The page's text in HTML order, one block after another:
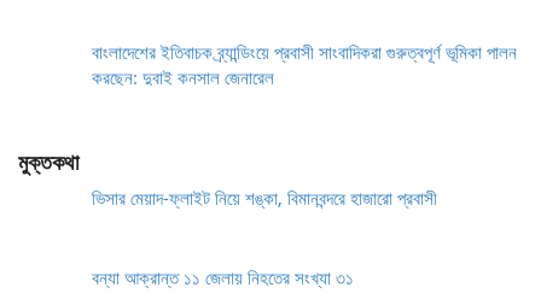
বাংলাদেশের ইতিবাচক ব্র্যান্ডিংয়ে প্রবাসী সাংবাদিকরা গুরুত্বপূর্ণ ভূমিকা পালন
করছেন: দুবাই কনসাল জেনারেল
মুক্তকথা
ভিসার মেয়াদ-ফ্লাইট নিয়ে শঙ্কা, বিমানবন্দরে হাজারো প্রবাসী
বন্যা আক্রান্ত ১১ জেলায় নিহতের সংখ্যা ৩১